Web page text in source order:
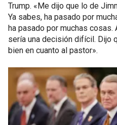
Trump. «Me dijo que lo de
Ya sabes, ha pasado por
ha pasado por muchas
sería una decisión difícil. Dijo
bien en cuanto al pastor».